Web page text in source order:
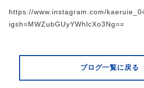
https://www.instagram.com/
igsh=MWZubGUyYWhlcXo3Ng==
ブログ一覧に戻る